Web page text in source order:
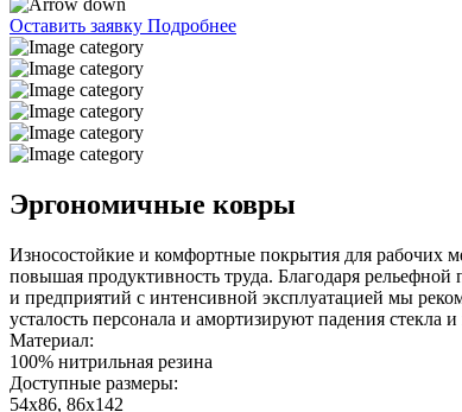
Оставить заявку Подробнее
Эргономичные ковры
Износостойкие и комфортные покрытия для рабочих
повышая продуктивность труда. Благодаря
и предприятий с интенсивной эксплуатацией мы
усталость персонала и амортизируют падения стекла
Материал:
100% нитрильная резина
Доступные размеры:
54x86, 86x142